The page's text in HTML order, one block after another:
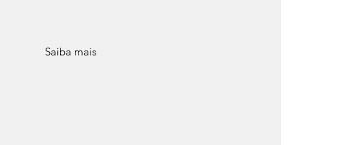
Saiba mais